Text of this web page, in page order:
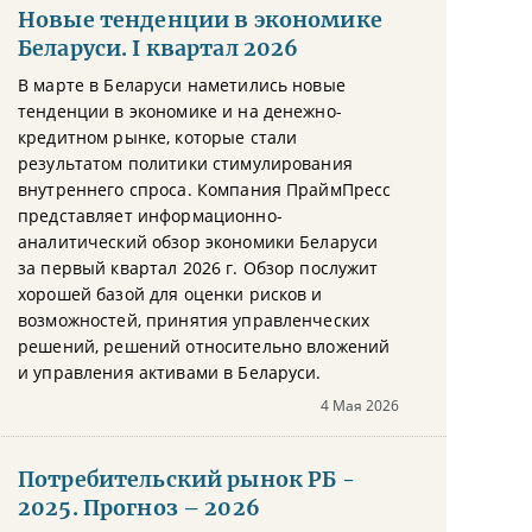
Новые тенденции в экономике
Беларуси. I квартал 2026
В марте в Беларуси наметились новые
тенденции в экономике и на денежно-
кредитном рынке, которые стали
результатом политики стимулирования
внутреннего спроса. Компания ПраймПресс
представляет информационно-
аналитический обзор экономики Беларуси
за первый квартал 2026 г. Обзор послужит
хорошей базой для оценки рисков и
возможностей, принятия управленческих
решений, решений относительно вложений
и управления активами в Беларуси.
4 Мая 2026
Потребительский рынок РБ -
2025. Прогноз – 2026